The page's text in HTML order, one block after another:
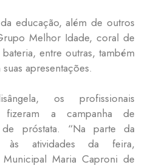
educação, além de outros
Melhor Idade, coral de
entre outras, também
apresentações.
os profissionais
fizeram a campanha de
próstata. “Na parte da
às atividades da feira,
Maria Caproni de